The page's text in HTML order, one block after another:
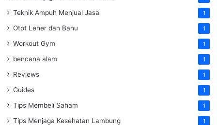
Teknik Ampuh Menjual Jasa 1
Otot Leher dan Bahu 1
Workout Gym 1
bencana alam 1
Reviews 1
Guides 1
Tips Membeli Saham 1
Tips Menjaga Kesehatan Lambung 1